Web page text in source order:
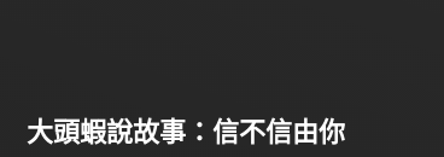
大頭蝦說故事：信不信由你